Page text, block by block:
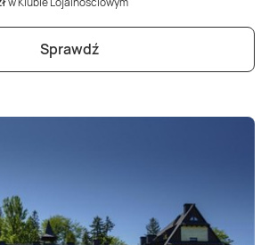
Sprawdź